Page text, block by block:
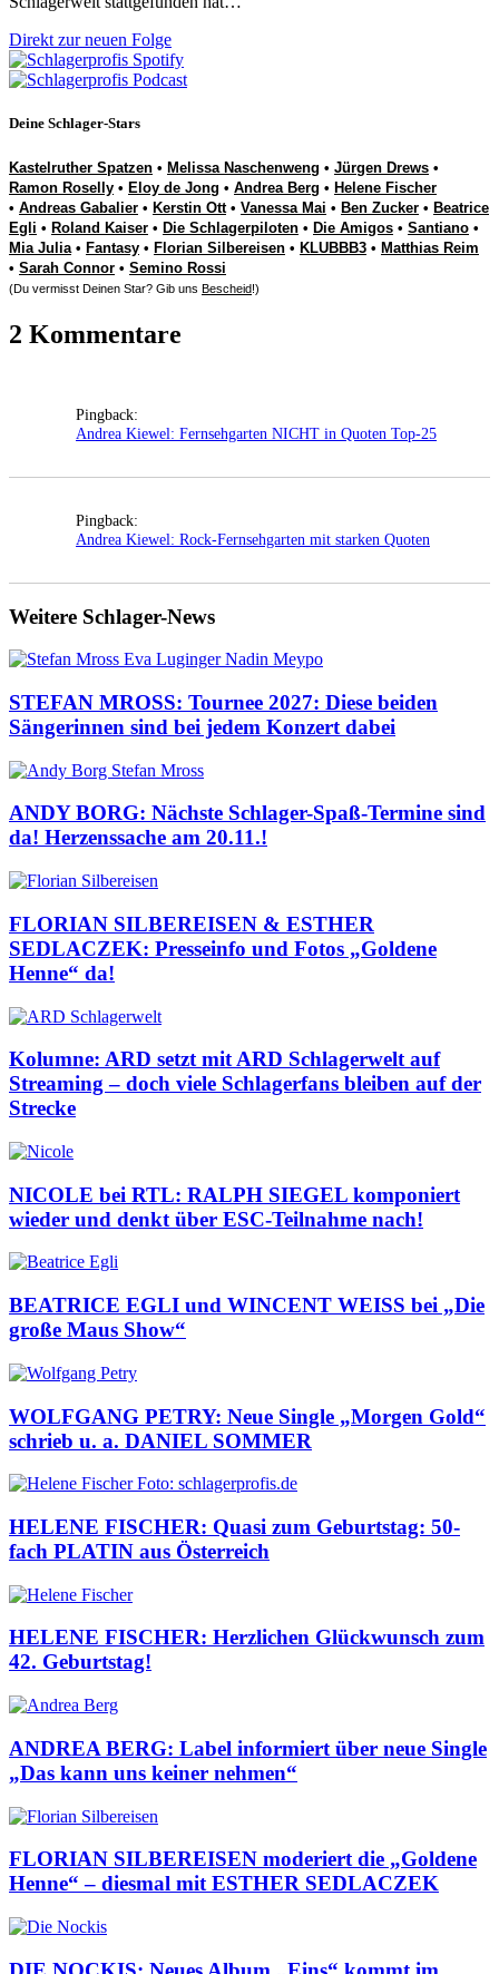
Direkt zur neuen Folge
Deine Schlager-Stars
Kastelruther Spatzen • Melissa Naschenweng • Jürgen Drews •
Ramon Roselly • Eloy de Jong • Andrea Berg • Helene Fischer
• Andreas Gabalier • Kerstin Ott• Vanessa Mai • Ben Zucker • Beatrice
Egli • Roland Kaiser • Die Schlagerpiloten • Die Amigos • Santiano •
Mia Julia• Fantasy • Florian Silbereisen • KLUBBB3 • Matthias Reim
• Sarah Connor • Semino Rossi
(Du vermisst Deinen Star? Gib uns Bescheid!)
2 Kommentare
Pingback:
Andrea Kiewel: Fernsehgarten NICHT in Quoten Top-25
Pingback:
Andrea Kiewel: Rock-Fernsehgarten mit starken Quoten
Weitere Schlager-News
STEFAN MROSS: Tournee 2027: Diese beiden
Sängerinnen sind bei jedem Konzert dabei
ANDY BORG: Nächste Schlager-Spaß-Termine sind
da! Herzenssache am 20.11.!
FLORIAN SILBEREISEN & ESTHER
SEDLACZEK: Presseinfo und Fotos „Goldene
Henne“ da!
Kolumne: ARD setzt mit ARD Schlagerwelt auf
Streaming – doch viele Schlagerfans bleiben auf der
Strecke
NICOLE bei RTL: RALPH SIEGEL komponiert
wieder und denkt über ESC-Teilnahme nach!
BEATRICE EGLI und WINCENT WEISS bei „Die
große Maus Show“
WOLFGANG PETRY: Neue Single „Morgen Gold“
schrieb u. a. DANIEL SOMMER
HELENE FISCHER: Quasi zum Geburtstag: 50-
fach PLATIN aus Österreich
HELENE FISCHER: Herzlichen Glückwunsch zum
42. Geburtstag!
ANDREA BERG: Label informiert über neue Single
„Das kann uns keiner nehmen“
FLORIAN SILBEREISEN moderiert die „Goldene
Henne“ – diesmal mit ESTHER SEDLACZEK